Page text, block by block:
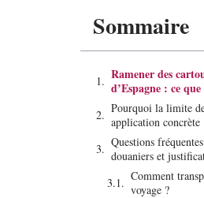
Sommaire
Ramener des
d’Espagne : ce
Pourquoi la limite
application concrète
Questions
douaniers et
Comment
voyage ?